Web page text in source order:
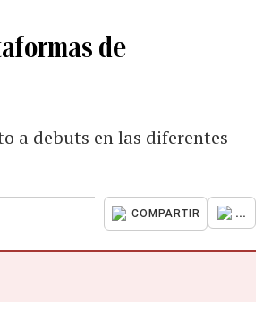
de
a debuts en las diferentes
COMPARTIR ...